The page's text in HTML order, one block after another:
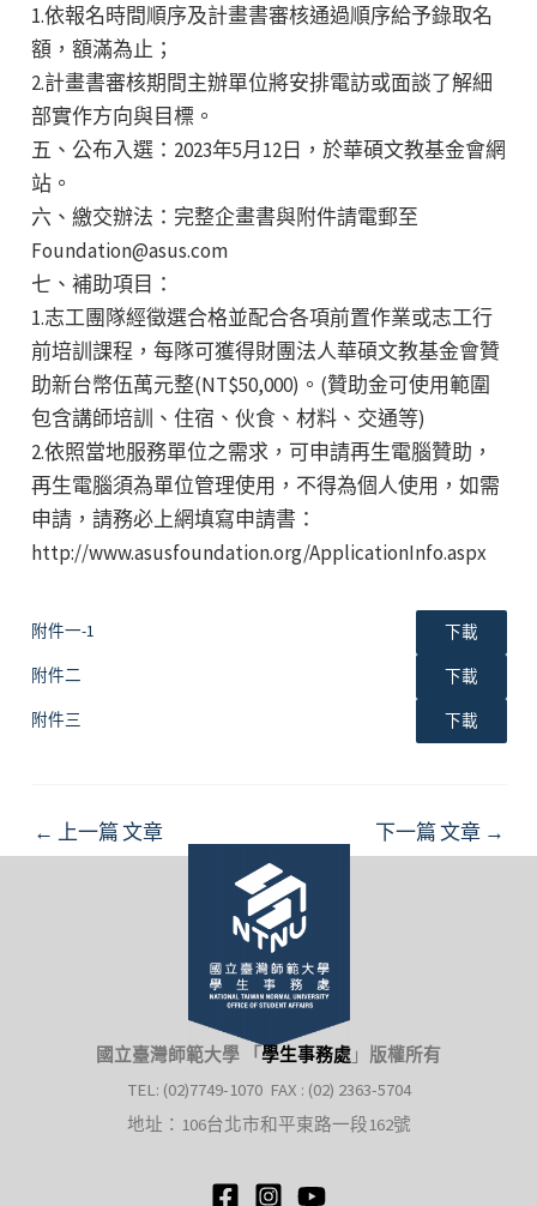
1.依報名時間順序及計畫書審核通過順序給予錄取名
額，額滿為止；
2.計畫書審核期間主辦單位將安排電訪或面談了解細
部實作方向與目標。
五、公布入選：2023年5月12日，於華碩文教基金會網
站。
六、繳交辦法：完整企畫書與附件請電郵至
Foundation@asus.com
七、補助項目：
1.志工團隊經徵選合格並配合各項前置作業或志工行
前培訓課程，每隊可獲得財團法人華碩文教基金會贊
助新台幣伍萬元整(NT$50,000)。(贊助金可使用範圍
包含講師培訓、住宿、伙食、材料、交通等)
2.依照當地服務單位之需求，可申請再生電腦贊助，
再生電腦須為單位管理使用，不得為個人使用，如需
申請，請務必上網填寫申請書：
http://www.asusfoundation.org/ApplicationInfo.aspx
附件一-1 下載
附件二 下載
附件三 下載
Post
navigation
← 上一篇 文章 下一篇 文章 →
國立臺灣師範大學 「 學生事務處 」 版權所有
TEL: (02)7749-1070 FAX : (02) 2363-5704
地址：106台北市和平東路一段162號